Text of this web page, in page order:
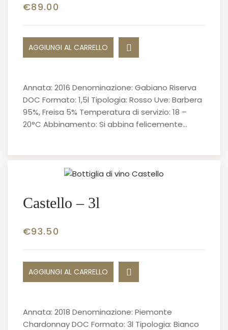
€89.00
AGGIUNGI AL CARRELLO
Annata: 2016 Denominazione: Gabiano Riserva
DOC Formato: 1,5l Tipologia: Rosso Uve: Barbera
95%, Freisa 5% Temperatura di servizio: 18 –
20°C Abbinamento: Si abbina felicemente…
Castello – 3l
€93.50
AGGIUNGI AL CARRELLO
Annata: 2018 Denominazione: Piemonte
Chardonnay DOC Formato: 3l Tipologia: Bianco